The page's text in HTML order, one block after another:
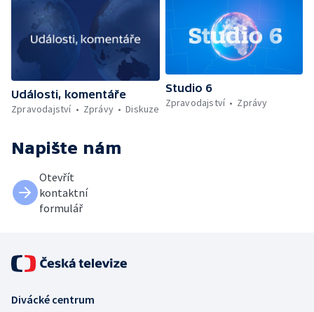
Události, komentáře
Zpravodajství
Zprávy Diskuze
Studio 6
Zpravodajství
Zprávy
Napište nám
Otevřít
kontaktní
formulář
Divácké centrum